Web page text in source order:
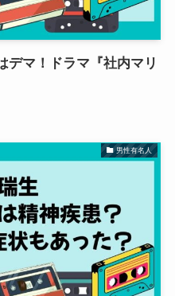
デマ！ドラマ『社内マリ
男性有名人